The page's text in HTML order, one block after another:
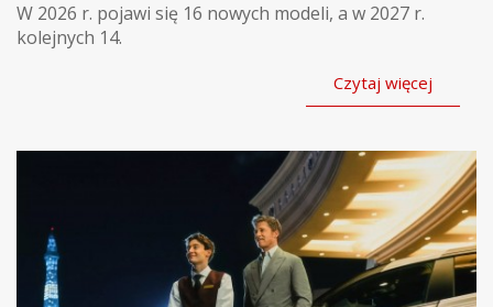
W 2026 r. pojawi się 16 nowych modeli, a w 2027 r.
kolejnych 14.
Czytaj więcej